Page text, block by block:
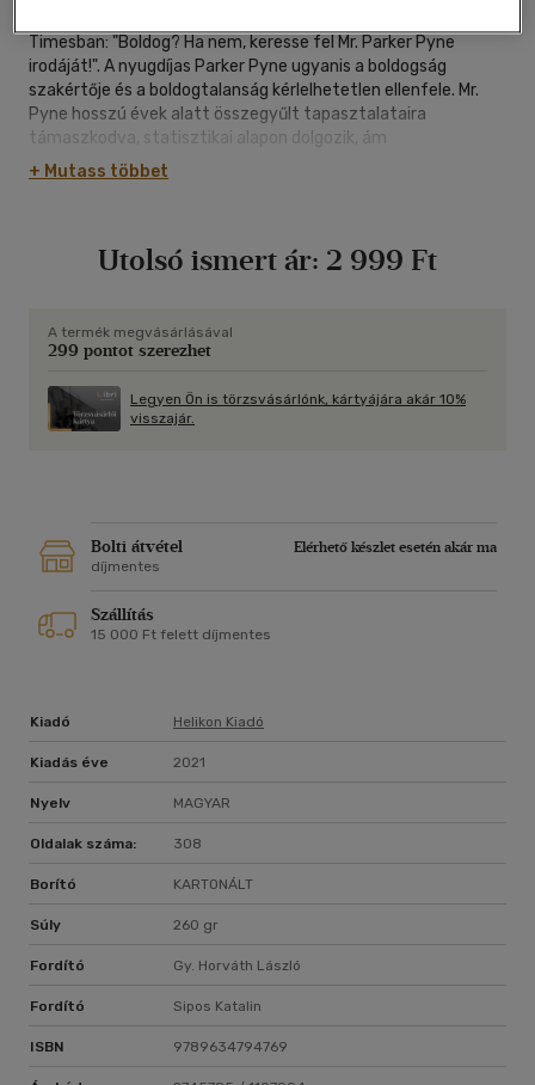
Timesban: "Boldog? Ha nem, keresse fel Mr. Parker Pyne
irodáját!". A nyugdíjas Parker Pyne ugyanis a boldogság
szakértője és a boldogtalanság kérlelhetetlen ellenfele. Mr.
Pyne hosszú évek alatt összegyűlt tapasztalataira
támaszkodva, statisztikai alapon dolgozik, ám
leghatékonyabb fegyvere mégis a kiváló emberismerete.
Ügyfelei közt megtaláljuk a kemény munkával
őrnagyot és az egyetlen fia könnyelmű eljegyzése miatt
bűnbanda - köztük emberrablók és gyémánt tolvajok - is
fennakad.
+ Mutass többet
Utolsó ismert ár: 2 999 Ft
A termék megvásárlásával
299 pontot szerezhet
Legyen Ön is törzsvásárlónk, kártyájára akár 10%
visszajár.
Bolti átvétel
Elérhető készlet esetén akár ma
díjmentes
Szállítás
15 000 Ft felett díjmentes
Kiadó Helikon Kiadó
Kiadás éve 2021
Nyelv MAGYAR
Oldalak száma: 308
Borító KARTONÁLT
Súly 260 gr
Fordító Gy. Horváth László
Fordító Sipos Katalin
ISBN 9789634794769